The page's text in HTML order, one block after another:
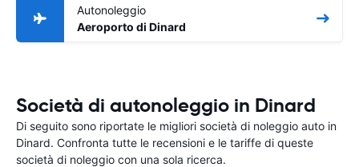
Autonoleggio
Aeroporto di Dinard
Società di autonoleggio in Dinard
Di seguito sono riportate le migliori società di noleggio auto in
Dinard. Confronta tutte le recensioni e le tariffe di queste
società di noleggio con una sola ricerca.